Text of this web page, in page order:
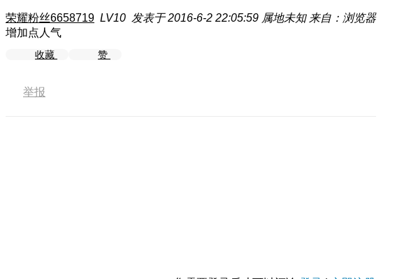
荣耀粉丝6658719 LV10 发表于 2016-6-2 22:05:59 属地未知 来自：浏览器
增加点人气
收藏 赞
举报